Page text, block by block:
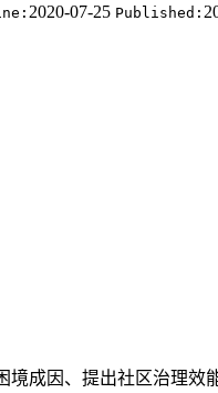
2020-07-25 Published:
境成因、提出社区治理